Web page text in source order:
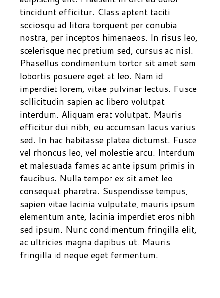
tincidunt efficitur. Class aptent taciti
sociosqu ad litora torquent per conubia
nostra, per inceptos himenaeos. In risus leo,
scelerisque nec pretium sed, cursus ac nisl.
Phasellus condimentum tortor sit amet sem
lobortis posuere eget at leo. Nam id
imperdiet lorem, vitae pulvinar lectus. Fusce
sollicitudin sapien ac libero volutpat
interdum. Aliquam erat volutpat. Mauris
efficitur dui nibh, eu accumsan lacus varius
sed. In hac habitasse platea dictumst. Fusce
vel rhoncus leo, vel molestie arcu. Interdum
et malesuada fames ac ante ipsum primis in
faucibus. Nulla tempor ex sit amet leo
consequat pharetra. Suspendisse tempus,
sapien vitae lacinia vulputate, mauris ipsum
elementum ante, lacinia imperdiet eros nibh
sed ipsum. Nunc condimentum fringilla elit,
ac ultricies magna dapibus ut. Mauris
fringilla id neque eget fermentum.